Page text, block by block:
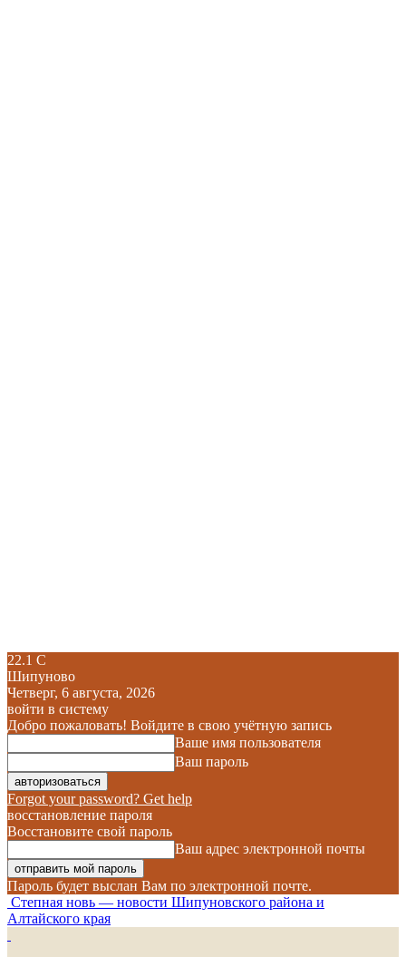
22.1 C
Шипуново
Четверг, 6 августа, 2026
войти в систему
Добро пожаловать! Войдите в свою учётную запись
Ваше имя пользователя
Ваш пароль
Forgot your password? Get help
восстановление пароля
Восстановите свой пароль
Ваш адрес электронной почты
Пароль будет выслан Вам по электронной почте.
Степная новь — новости Шипуновского района и
Алтайского края